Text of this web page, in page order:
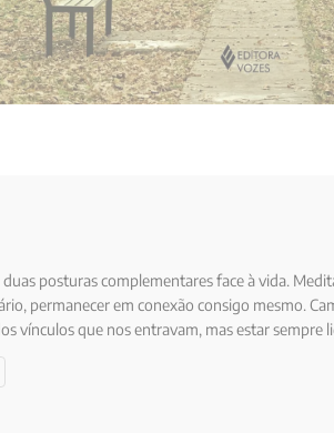
posturas complementares face à vida.
permanecer em conexão consigo mesmo.
vínculos que nos entravam, mas estar sempre
Leloup jamais interrompeu esta busca interior,
e orientais, e de caminhadas, dos cumes